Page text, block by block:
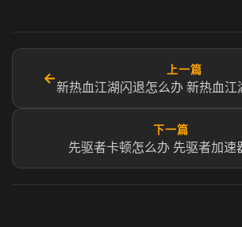
←
上一篇
新热血江湖闪退怎么办 新热血江
下一篇
先驱者卡顿怎么办 先驱者加速